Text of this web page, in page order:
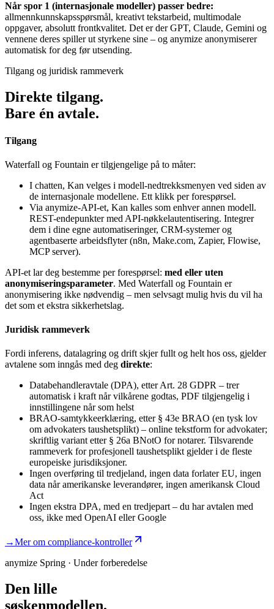
Når spor 1 (internasjonale modeller) passer bedre:
allmennkunnskapsspørsmål, kreativt tekstarbeid, multimodale
oppgaver, absolutt frontkvalitet. Det er der GPT, Claude, Gemini og
vennene deres spiller ut styrkene sine – og anymize anonymiserer
automatisk for deg før utsending.
Tilgang og juridisk rammeverk
Direkte tilgang.
Bare én avtale.
Tilgang
Waterfall og Fountain er tilgjengelige på to måter:
I chatten, Kan velges i modell-nedtrekksmenyen ved siden av
de internasjonale modellene. Ett klikk per forespørsel.
Via anymize-API-et, Kan kalles som enhver annen modell.
REST-endepunkter med API-nøkkelautentisering. Integrer
dem i dine egne automatiseringer, CRM-systemer og
agentbaserte arbeidsflyter (n8n, Make.com, Zapier, Flowise,
MCP server).
API-et lar deg bestemme per forespørsel: med eller uten
anonymiseringsparameter. Med Waterfall og Fountain er
anonymisering ikke nødvendig – men selvsagt mulig hvis du vil ha
det som et ekstra sikkerhetslag.
Juridisk rammeverk
Fordi inferens, datalagring og drift skjer fullt og helt hos oss, gjelder
avtalene som inngås med deg direkte:
Databehandleravtale (DPA), etter Art. 28 GDPR – trer
automatisk i kraft når vilkårene godtas, PDF tilgjengelig i
innstillingene når som helst
BRAO-samtykkeerklæring, etter § 43e BRAO (en tysk lov
om advokaters taushetsplikt) – online tekstform for advokater;
skriftlig variant etter § 26a BNotO for notarer. Tilsvarende
rammeverk for profesjonell taushetsplikt gjelder i de fleste
europeiske jurisdiksjoner.
Ingen overføring til tredjeland, ingen data forlater EU, ingen
data når amerikanske leverandører, ingen amerikansk Cloud
Act
Ingen ekstra DPA, med en tredjepart – du har avtalen med
oss, ikke med OpenAI eller Google
→Mer om compliance-kontroller
anymize Spring · Under forberedelse
Den lille
søskenmodellen.